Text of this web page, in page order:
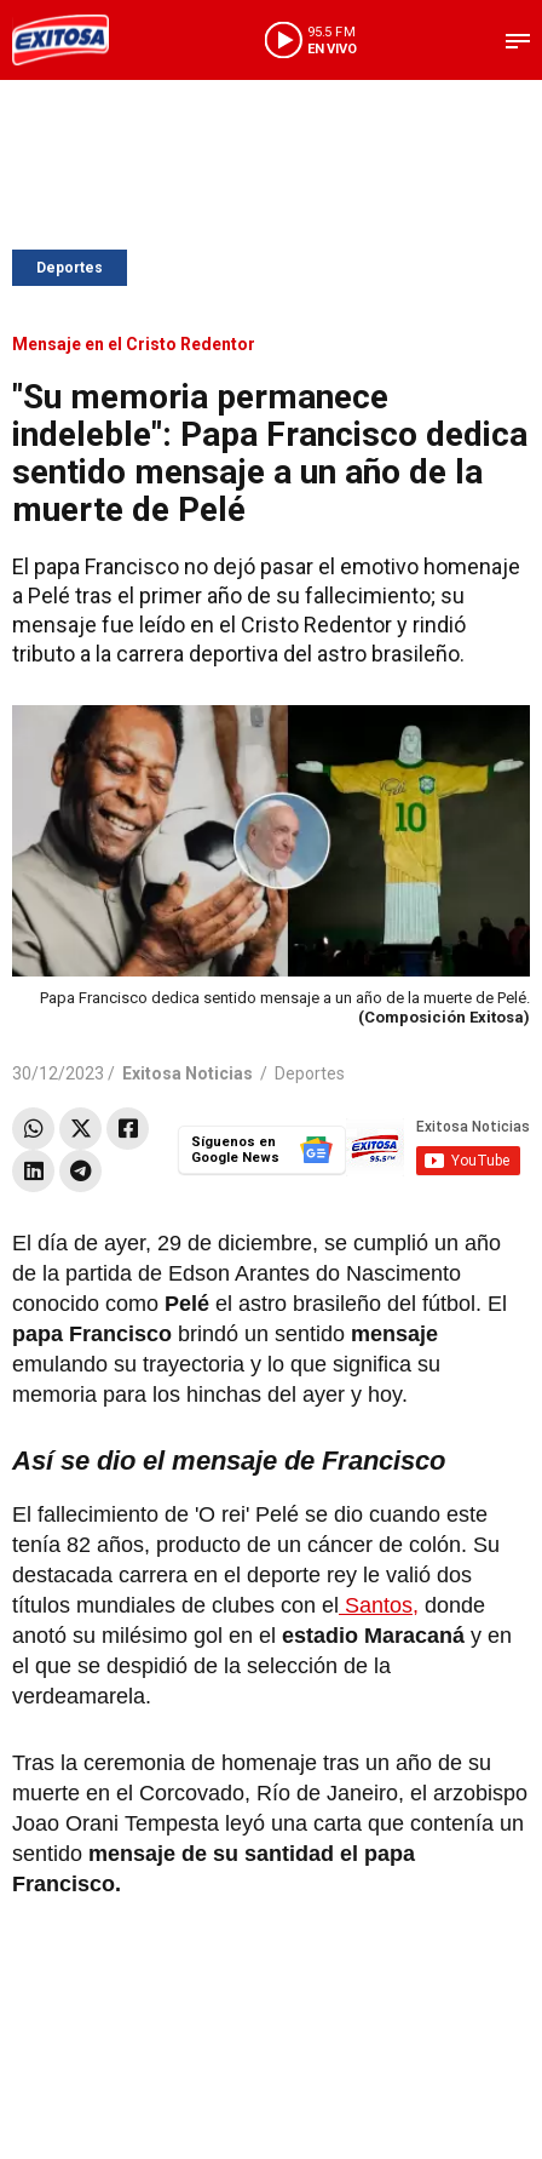
95.5 FM
EN VIVO
Deportes
Mensaje en el Cristo Redentor
"Su memoria permanece
indeleble": Papa Francisco dedica
sentido mensaje a un año de la
muerte de Pelé
El papa Francisco no dejó pasar el emotivo homenaje
a Pelé tras el primer año de su fallecimiento; su
mensaje fue leído en el Cristo Redentor y rindió
tributo a la carrera deportiva del astro brasileño.
Papa Francisco dedica sentido mensaje a un año de la muerte de Pelé.
(Composición Exitosa)
30/12/2023 / Exitosa Noticias / Deportes
Síguenos en
Google News
El día de ayer, 29 de diciembre, se cumplió un año
de la partida de Edson Arantes do Nascimento
conocido como Pelé el astro brasileño del fútbol. El
papa Francisco brindó un sentido mensaje
emulando su trayectoria y lo que significa su
memoria para los hinchas del ayer y hoy.
Así se dio el mensaje de Francisco
El fallecimiento de 'O rei' Pelé se dio cuando este
tenía 82 años, producto de un cáncer de colón. Su
destacada carrera en el deporte rey le valió dos
títulos mundiales de clubes con el Santos, donde
anotó su milésimo gol en el estadio Maracaná y en
el que se despidió de la selección de la
verdeamarela.
Tras la ceremonia de homenaje tras un año de su
muerte en el Corcovado, Río de Janeiro, el arzobispo
Joao Orani Tempesta leyó una carta que contenía un
sentido mensaje de su santidad el papa
Francisco.